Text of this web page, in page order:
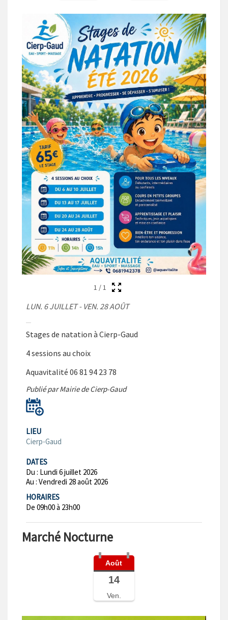
1 /1
LUN. 6 JUILLET - VEN. 28 AOÛT
Stages de natation à Cierp-Gaud
4 sessions au choix
Aquavitalité 06 81 94 23 78
Publié par Mairie de Cierp-Gaud
LIEU
Cierp-Gaud
DATES
Du : Lundi 6 juillet 2026
Au : Vendredi 28 août 2026
HORAIRES
De 09h00 à 23h00
Marché Nocturne
Août
14
Ven.